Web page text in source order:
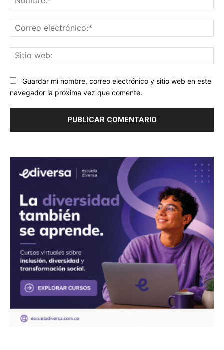
Guardar mi nombre, correo electrónico y sitio web en este
navegador la próxima vez que comente.